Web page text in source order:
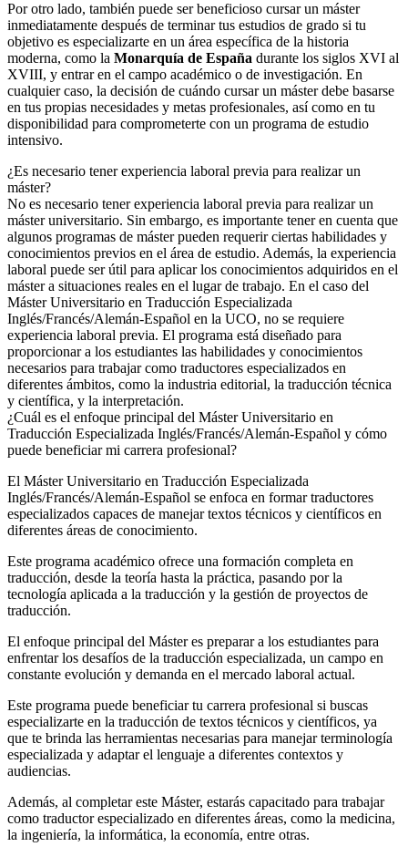
Por otro lado, también puede ser beneficioso cursar un máster
inmediatamente después de terminar tus estudios de grado si tu
objetivo es especializarte en un área específica de la historia
moderna, como la Monarquía de España durante los siglos XVI al
XVIII, y entrar en el campo académico o de investigación. En
cualquier caso, la decisión de cuándo cursar un máster debe basarse
en tus propias necesidades y metas profesionales, así como en tu
disponibilidad para comprometerte con un programa de estudio
intensivo.
¿Es necesario tener experiencia laboral previa para realizar un
máster?
No es necesario tener experiencia laboral previa para realizar un
máster universitario. Sin embargo, es importante tener en cuenta que
algunos programas de máster pueden requerir ciertas habilidades y
conocimientos previos en el área de estudio. Además, la experiencia
laboral puede ser útil para aplicar los conocimientos adquiridos en el
máster a situaciones reales en el lugar de trabajo. En el caso del
Máster Universitario en Traducción Especializada
Inglés/Francés/Alemán-Español en la UCO, no se requiere
experiencia laboral previa. El programa está diseñado para
proporcionar a los estudiantes las habilidades y conocimientos
necesarios para trabajar como traductores especializados en
diferentes ámbitos, como la industria editorial, la traducción técnica
y científica, y la interpretación.
¿Cuál es el enfoque principal del Máster Universitario en
Traducción Especializada Inglés/Francés/Alemán-Español y cómo
puede beneficiar mi carrera profesional?
El Máster Universitario en Traducción Especializada
Inglés/Francés/Alemán-Español se enfoca en formar traductores
especializados capaces de manejar textos técnicos y científicos en
diferentes áreas de conocimiento.
Este programa académico ofrece una formación completa en
traducción, desde la teoría hasta la práctica, pasando por la
tecnología aplicada a la traducción y la gestión de proyectos de
traducción.
El enfoque principal del Máster es preparar a los estudiantes para
enfrentar los desafíos de la traducción especializada, un campo en
constante evolución y demanda en el mercado laboral actual.
Este programa puede beneficiar tu carrera profesional si buscas
especializarte en la traducción de textos técnicos y científicos, ya
que te brinda las herramientas necesarias para manejar terminología
especializada y adaptar el lenguaje a diferentes contextos y
audiencias.
Además, al completar este Máster, estarás capacitado para trabajar
como traductor especializado en diferentes áreas, como la medicina,
la ingeniería, la informática, la economía, entre otras.